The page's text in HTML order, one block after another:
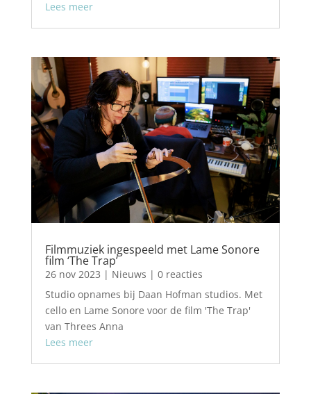
Lees meer
Filmmuziek ingespeeld met Lame Sonore
film ‘The Trap’
26 nov 2023 | Nieuws | 0 reacties
Studio opnames bij Daan Hofman studios. Met
cello en Lame Sonore voor de film 'The Trap'
van Threes Anna
Lees meer